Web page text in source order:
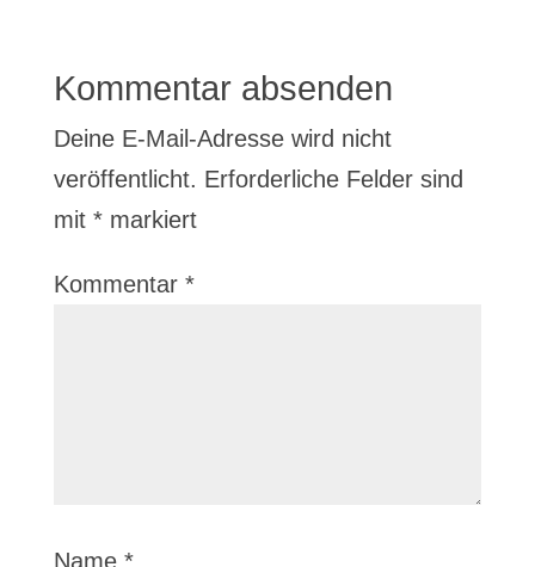
Kommentar absenden
Deine E-Mail-Adresse wird nicht
veröffentlicht. Erforderliche Felder sind
mit *markiert
Kommentar *
Name *